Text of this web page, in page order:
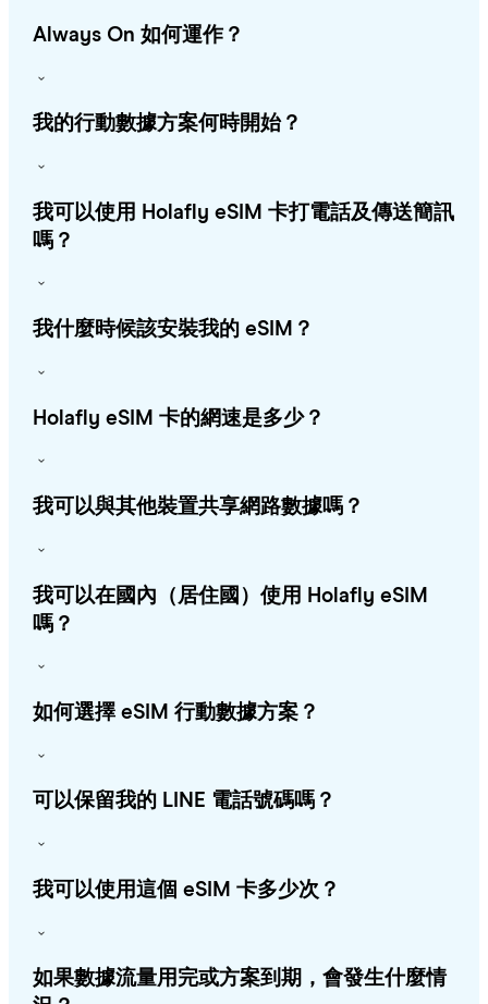
Always On 如何運作？
我的行動數據方案何時開始？
我可以使用 Holafly eSIM 卡打電話及傳送簡訊
嗎？
我什麼時候該安裝我的 eSIM？
Holafly eSIM 卡的網速是多少？
我可以與其他裝置共享網路數據嗎？
我可以在國內（居住國）使用 Holafly eSIM
嗎？
如何選擇 eSIM 行動數據方案？
可以保留我的 LINE 電話號碼嗎？
我可以使用這個 eSIM 卡多少次？
如果數據流量用完或方案到期，會發生什麼情